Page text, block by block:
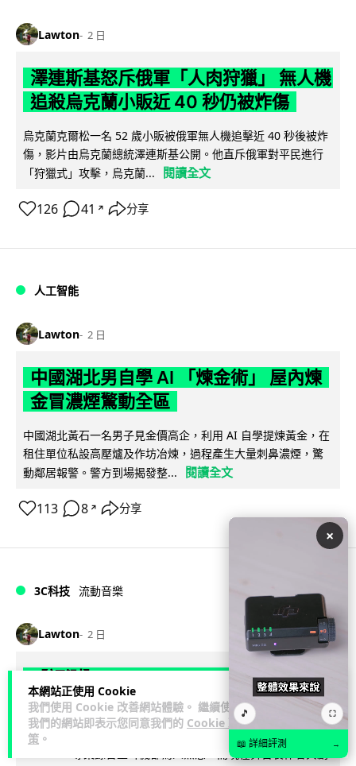
本網站正使用 Cookie
我們使用 Cookie 改善網站體驗。 繼續使用
我們的網站即表示您同意我們的 Cookie 政
策 。
Lawton 2 日
澤連斯基怒斥俄軍「人肉狩獵」 無人機
追殺烏克蘭小販近 40 秒仍被炸傷
烏克蘭克爾松一名 52 歲小販被俄軍無人機追擊近 40 秒後被炸
傷，影片由烏克蘭總統澤連斯基公開。他直斥俄軍對平民進行
「狩獵式」攻擊，烏克蘭...
閱讀全文
126 41 ↗ 分享
人工智能
Lawton 2 日
中國湖北男自學 AI 「煉金術」 屋內煉
金冒濃煙驚動全區
中國湖北黃石一名男子見金價高企，利用 AI 自學提煉黃金，在
租住單位私設高壓爐及作坊冶煉，過程產生大量刺鼻濃煙，驚
動鄰居報警。警方到場揭發整...
閱讀全文
113 8 ↗ 分享
3C科技 流動音樂
Lawton 2 日 89
【評測】Sony IER-M500 入耳式監聽
耳機：現場拍攝、後製監聽與人聲利器
談到專業混音專用的聲音監聽耳機，Sony 經典 MDR-7506 到
MDR-M1 專業錄音室耳機都為人熟悉。而現在舞台製作者與創
×
🎵 ⛶
📖 詳細評測 →